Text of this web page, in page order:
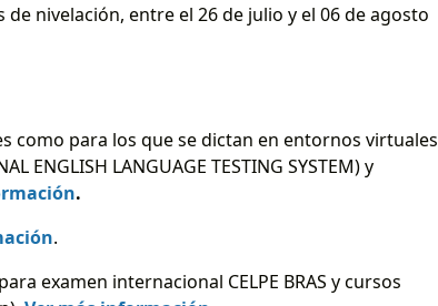
nivelación, entre el 26 de julio y el 06 de agosto
como para los que se dictan en entornos virtuales
ENGLISH LANGUAGE TESTING SYSTEM) y
.
.
examen internacional CELPE BRAS y cursos